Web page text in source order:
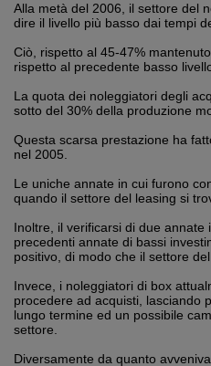
Alla metà del 2006, il settore del
dire il livello più basso dai tempi
Ciò, rispetto al 45-47%
rispetto al precedente basso
La quota dei noleggiatori degli
sotto del 30% della produzione
Questa scarsa prestazione ha
nel 2005.
Le uniche annate in cui furono
quando il settore del leasing si
Inoltre, il verificarsi di due
precedenti annate di bassi
positivo, di modo che il settore
Invece, i noleggiatori di box
procedere ad acquisti, lasciando
lungo termine ed un possibile
settore.
Diversamente da quanto